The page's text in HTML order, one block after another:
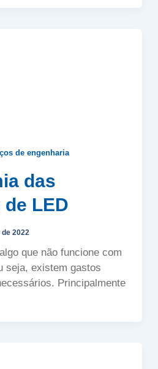
de engenharia
das
LED
2022
que não funcione com
seja, existem gastos
Principalmente